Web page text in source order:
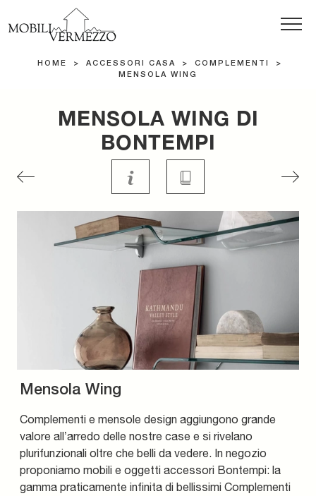
HOME > ACCESSORI CASA > COMPLEMENTI
>
MENSOLA WING
MENSOLA WING DI
BONTEMPI
Mensola Wing
Complementi e mensole design aggiungono grande
valore all’arredo delle nostre case e si rivelano
plurifunzionali oltre che belli da vedere. In negozio
proponiamo mobili e oggetti accessori Bontempi: la
gamma praticamente infinita di bellissimi Complementi